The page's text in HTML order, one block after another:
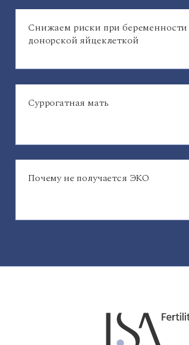
Снижаем риски при беременности
донорской яйцеклеткой
Суррогатная мать
Почему не получается ЭКО